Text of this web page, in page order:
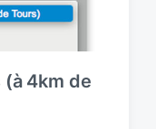
4km de